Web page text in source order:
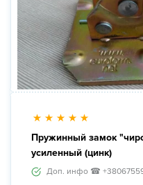
Пружинный замок
усиленный (цинк)
Доп. инфо ☎